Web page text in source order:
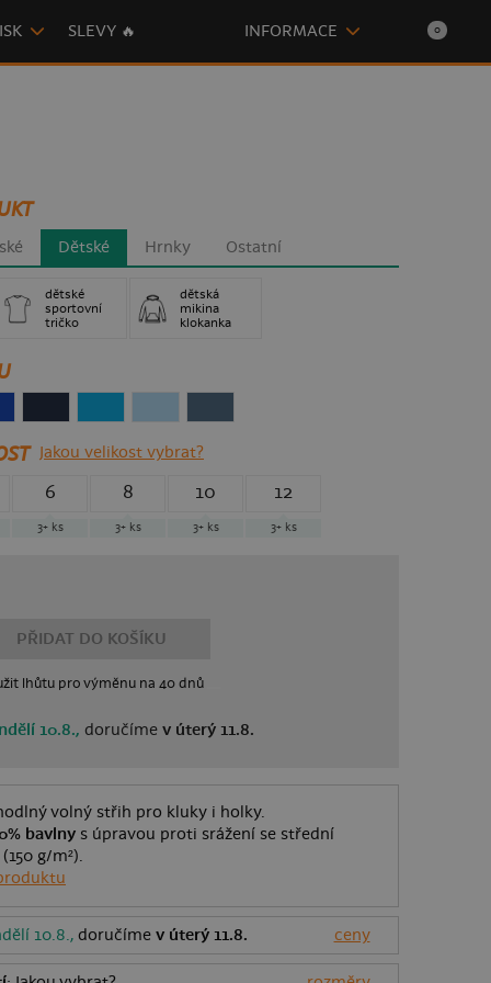
SLEVY 🔥 INFORMACE 0
Dětské Hrnky Ostatní
dětské
sportovní
tričko
dětská
mikina
klokanka
Jakou velikost vybrat?
6
3+ ks
8
3+ ks
10
3+ ks
12
3+ ks
PŘIDAT DO KOŠÍKU
lhůtu pro výměnu na 40 dnů
10.8., doručíme v úterý 11.8.
volný střih pro kluky i holky.
bavlny s úpravou proti srážení se střední
g/m²).
10.8., doručíme v úterý 11.8. ceny